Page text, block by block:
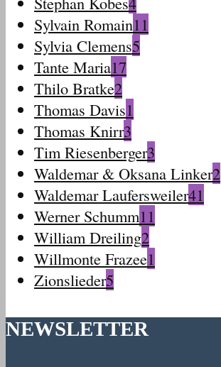
Sylvain Romain11
Sylvia Clemens5
Tante Maria17
Thilo Bratke2
Thomas Davis1
Thomas Knirr3
Tim Riesenberger3
Waldemar & Oksana Linker2
Waldemar Laufersweiler41
Werner Schumm11
William Dreiling2
Willmonte Frazee1
Zionslieder5
NEWSLETTER